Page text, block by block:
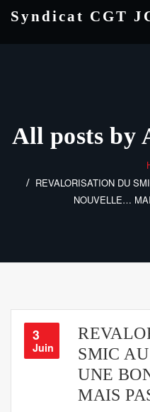
Syndicat CGT
All posts by
REVALORISATION DU
NOUVELLE…
3
Juin
SMIC
UNE
MAIS